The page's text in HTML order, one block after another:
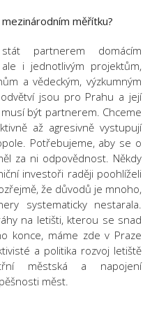
měřítku?
partnerem domácím
i jednotlivým projektům,
a vědeckým, výzkumným
jsou pro Prahu a její
být partnerem. Chceme
až agresivně vystupují
Potřebujeme, aby se o
za ni odpovědnost. Někdy
investoři raději poohlíželi
že důvodů je mnoho,
systematicky nestarala.
na letišti, kterou se snad
konce, máme zde v Praze
a politika rozvoj letiště
městská a napojení
měst.